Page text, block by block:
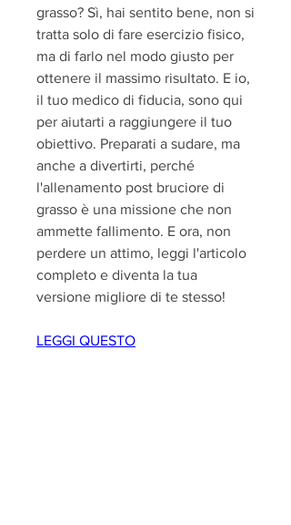
grasso? Sì, hai sentito bene, non si
tratta solo di fare esercizio fisico,
ma di farlo nel modo giusto per
ottenere il massimo risultato. E io,
il tuo medico di fiducia, sono qui
per aiutarti a raggiungere il tuo
obiettivo. Preparati a sudare, ma
anche a divertirti, perché
l'allenamento post bruciore di
grasso è una missione che non
ammette fallimento. E ora, non
perdere un attimo, leggi l'articolo
completo e diventa la tua
versione migliore di te stesso!
LEGGI QUESTO